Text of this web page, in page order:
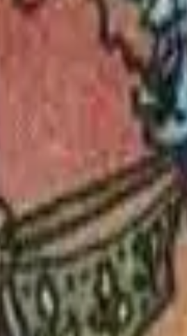
の意味を理解する
決断を下すのに役